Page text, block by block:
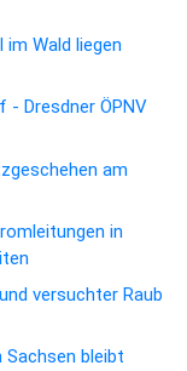
Wald liegen
Dresdner ÖPNV
am
in
versuchter Raub
Sachsen bleibt